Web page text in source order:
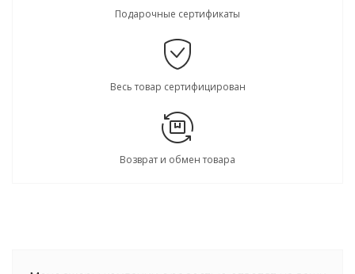
Подарочные сертификаты
Весь товар сертифицирован
Возврат и обмен товара